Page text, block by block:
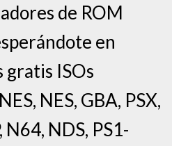
de ROM
en
gratis ISOs
NES, GBA, PSX,
N64, NDS, PS1-